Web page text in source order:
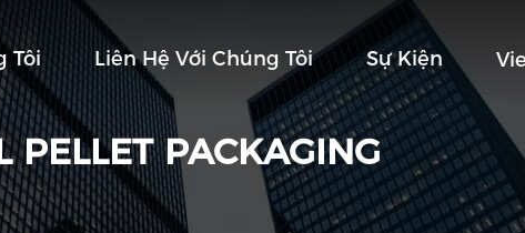
Tôi Liên Hệ Với Chúng Tôi Sự Kiện
PELLET PACKAGING